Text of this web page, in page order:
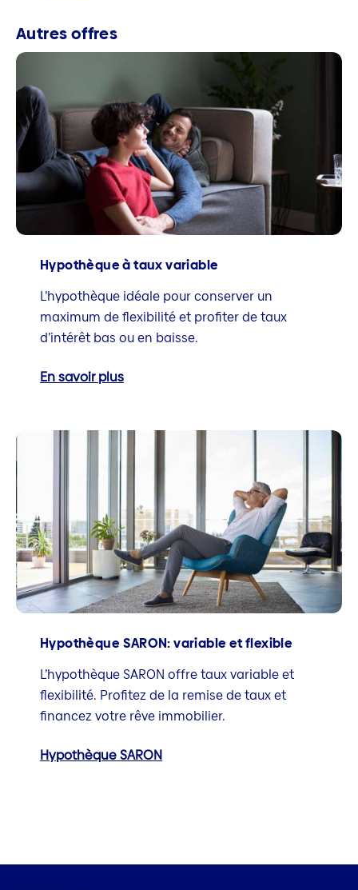
Autres offres
Hypothèque à taux variable
L’hypothèque idéale pour conserver un
maximum de flexibilité et profiter de taux
d’intérêt bas ou en baisse.
En savoir plus
Hypothèque SARON: variable et flexible
L’hypothèque SARON offre taux variable et
flexibilité. Profitez de la remise de taux et
financez votre rêve immobilier.
Hypothèque SARON